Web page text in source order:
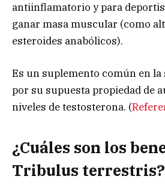
antiinflamatorio y para
ganar masa muscular (como
esteroides anabólicos).
Es un suplemento común en
por su supuesta propiedad de
niveles de testosterona. (
¿Cuáles son los
Tribulus terrestris?